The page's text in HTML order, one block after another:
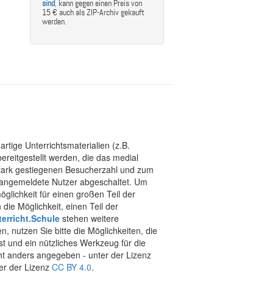
sind, kann gegen einen Preis von
15 € auch als ZIP-Archiv gekauft
werden.
Unterrichtsmaterialien (z.B.
werden, die das medial
gestiegenen Besucherzahl und zum
Nutzer abgeschaltet. Um
für einen großen Teil der
Möglichkeit, einen Teil der
stehen weitere
nutzen Sie bitte die Möglichkeiten, die
und ein nützliches Werkzeug für die
anders angegeben - unter der Lizenz
der Lizenz CC BY 4.0.